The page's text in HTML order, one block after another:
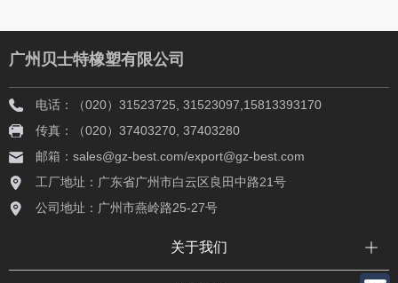
广州贝士特橡塑有限公司
电话：（020）31523725, 31523097,15813393170
传真：（020）37403270, 37403280
邮箱：sales@gz-best.com/export@gz-best.com
工厂地址：广东省广州市白云区良田中路21号
公司地址：广州市燕岭路25-27号
关于我们